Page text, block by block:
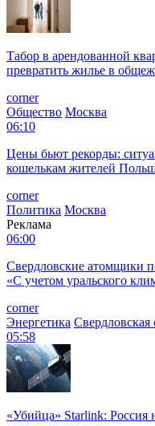
Табор в арендованной
превратить жилье в
corner
Общество Москва
06:10
Цены бьют рекорды:
кошелькам жителей
corner
Политика Москва
Реклама
06:00
Свердловские атомщики
«С учетом уральского
corner
Энергетика Свердловская
05:58
«Убийца» Starlink: Россия